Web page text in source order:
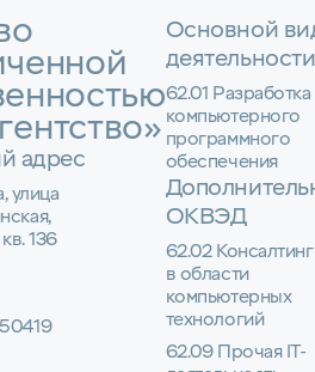
адрес
улица
136
Основной
деятельности
62.01 Разработка
компьютерного
программного
обеспечения
ОКВЭД
62.02 Консалтинг
в области
компьютерных
технологий
62.09 Прочая IT-